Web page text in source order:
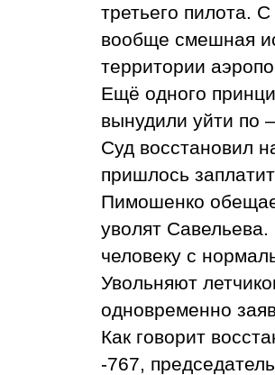
третьего пилота.
вообще смешная
территории
Ещё одного
вынудили уйти по
Суд восстановил
пришлось
Пимошенко
уволят
человеку с
Увольняют
одновременно
Как говорит
-767,